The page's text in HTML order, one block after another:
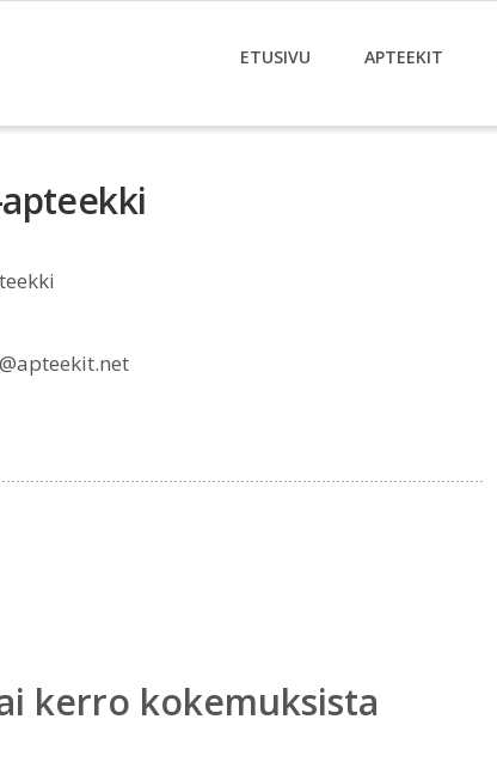
ETUSIVU APTEEKIT
kerro kokemuksista